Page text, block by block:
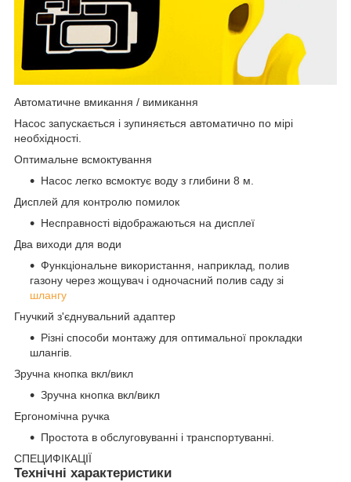
Автоматичне вмикання / вимикання
Насос запускається і зупиняється автоматично по мірі
необхідності.
Оптимальне всмоктування
Насос легко всмоктує воду з глибини 8 м.
Дисплей для контролю помилок
Несправності відображаються на дисплеї
Два виходи для води
Функціональне використання, наприклад, полив
газону через жощувач і одночасний полив саду зі
шлангу
Гнучкий з'єднувальний адаптер
Різні способи монтажу для оптимальної прокладки
шлангів.
Зручна кнопка вкл/викл
Зручна кнопка вкл/викл
Ергономічна ручка
Простота в обслуговуванні і транспортуванні.
СПЕЦИФІКАЦІЇ
Технічні характеристики